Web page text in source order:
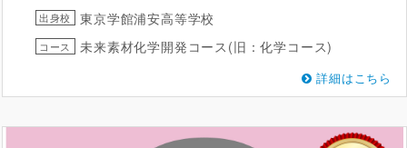
出身校 東京学館浦安高等学校
コース 未来素材化学開発コース(旧：化学コース)
詳細はこちら